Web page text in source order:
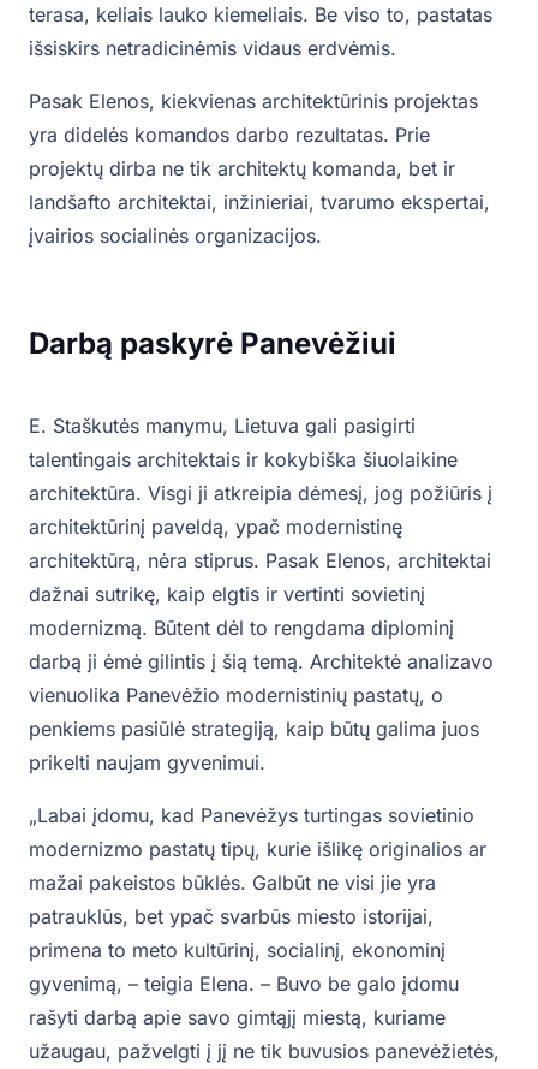
terasa, keliais lauko kiemeliais. Be viso to, pastatas
išsiskirs netradicinėmis vidaus erdvėmis.
Pasak Elenos, kiekvienas architektūrinis projektas
yra didelės komandos darbo rezultatas. Prie
projektų dirba ne tik architektų komanda, bet ir
landšafto architektai, inžinieriai, tvarumo ekspertai,
įvairios socialinės organizacijos.
Darbą paskyrė Panevėžiui
E. Staškutės manymu, Lietuva gali pasigirti
talentingais architektais ir kokybiška šiuolaikine
architektūra. Visgi ji atkreipia dėmesį, jog požiūris į
architektūrinį paveldą, ypač modernistinę
architektūrą, nėra stiprus. Pasak Elenos, architektai
dažnai sutrikę, kaip elgtis ir vertinti sovietinį
modernizmą. Būtent dėl to rengdama diplominį
darbą ji ėmė gilintis į šią temą. Architektė analizavo
vienuolika Panevėžio modernistinių pastatų, o
penkiems pasiūlė strategiją, kaip būtų galima juos
prikelti naujam gyvenimui.
„Labai įdomu, kad Panevėžys turtingas sovietinio
modernizmo pastatų tipų, kurie išlikę originalios ar
mažai pakeistos būklės. Galbūt ne visi jie yra
patrauklūs, bet ypač svarbūs miesto istorijai,
primena to meto kultūrinį, socialinį, ekonominį
gyvenimą, – teigia Elena. – Buvo be galo įdomu
rašyti darbą apie savo gimtąjį miestą, kuriame
užaugau, pažvelgti į jį ne tik buvusios panevėžietės,